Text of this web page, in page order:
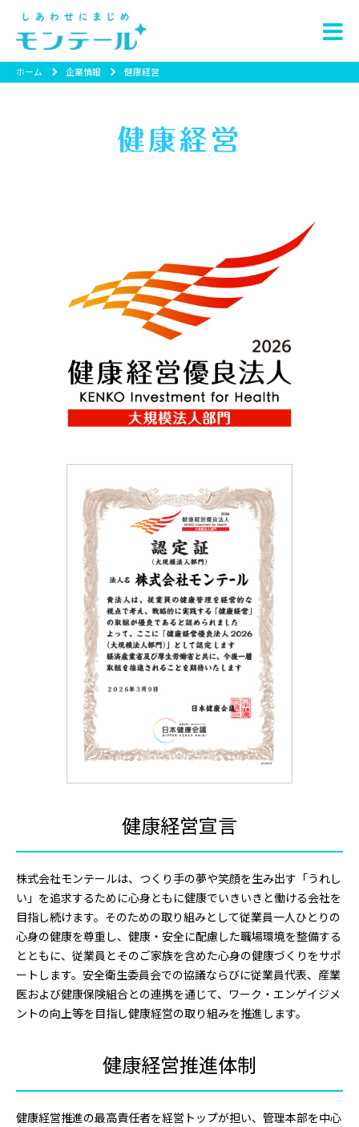
ホーム 企業情報 健康経営
健康経営宣言
株式会社モンテールは、つくり手の夢や笑顔を生み出す「うれし
い」を追求するために心身ともに健康でいきいきと働ける会社を
目指し続けます。そのための取り組みとして従業員一人ひとりの
心身の健康を尊重し、健康・安全に配慮した職場環境を整備する
とともに、従業員とそのご家族を含めた心身の健康づくりをサポ
ートします。安全衛生委員会での協議ならびに従業員代表、産業
医および健康保険組合との連携を通じて、ワーク・エンゲイジメ
ントの向上等を目指し健康経営の取り組みを推進します。
健康経営推進体制
健康経営推進の最高責任者を経営トップが担い、管理本部を中心